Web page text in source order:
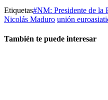
Etiquetas#NM: Presidente de la
Nicolás Maduro unión
También te puede interesar